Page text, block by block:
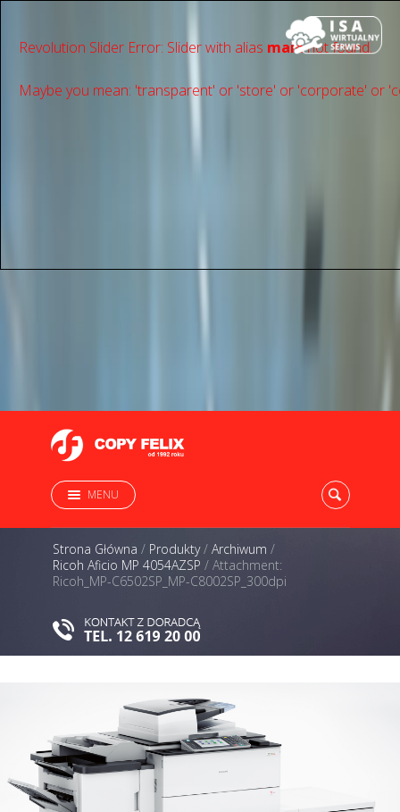
Revolution Slider Error: Slider with alias mainnot found.
Maybe you mean: 'transparent' or 'store' or 'сorporate' or
MENU
Strona Główna / Produkty/ Archiwum /
Ricoh Aficio MP 4054AZSP / Attachment:
Ricoh_MP-C6502SP_MP-C8002SP_300dpi